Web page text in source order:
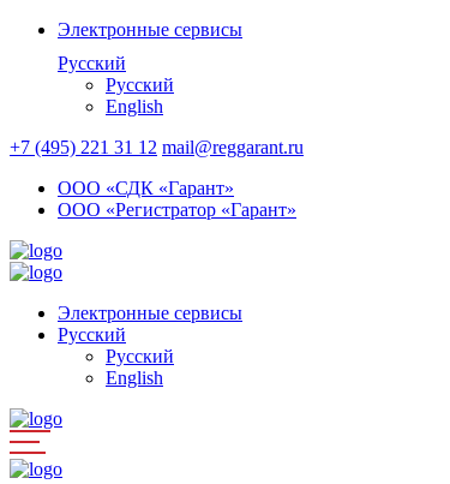
Электронные сервисы
Русский
Русский
English
+7 (495) 221 31 12 mail@reggarant.ru
ООО «СДК «Гарант»
ООО «Регистратор «Гарант»
Электронные сервисы
Русский
Русский
English